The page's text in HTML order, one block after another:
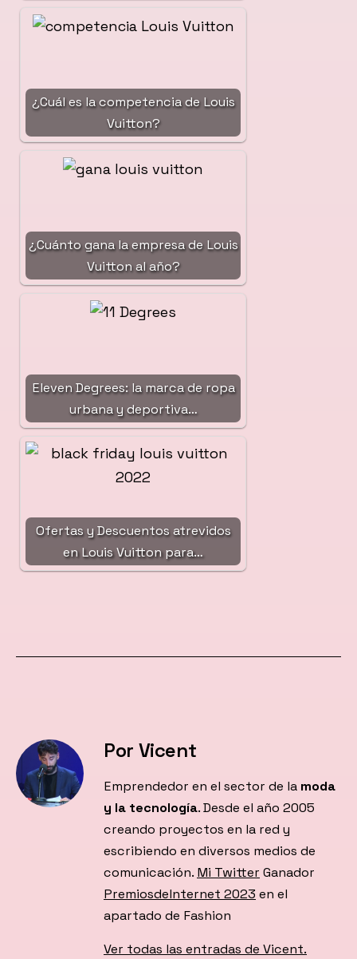
¿Cuál es la competencia de Louis
Vuitton?
¿Cuánto gana la empresa de Louis
Vuitton al año?
Eleven Degrees: la marca de ropa
urbana y deportiva…
Ofertas y Descuentos atrevidos
en Louis Vuitton para…
Por Vicent
Emprendedor en el sector de la moda
y la tecnología. Desde el año 2005
creando proyectos en la red y
escribiendo en diversos medios de
comunicación. Mi Twitter Ganador
PremiosdeInternet 2023 en el
apartado de Fashion
Ver todas las entradas de Vicent.